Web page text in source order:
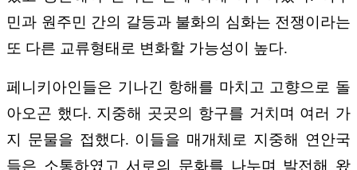
민과 원주민 간의 갈등과 불화의 심화는 전쟁이라는
또 다른 교류형태로 변화할 가능성이 높다.
페니키아인들은 기나긴 항해를 마치고 고향으로 돌
아오곤 했다. 지중해 곳곳의 항구를 거치며 여러 가
지 문물을 접했다. 이들을 매개체로 지중해 연안국
들은 소통하였고 서로의 문화를 나누며 발전해 왔